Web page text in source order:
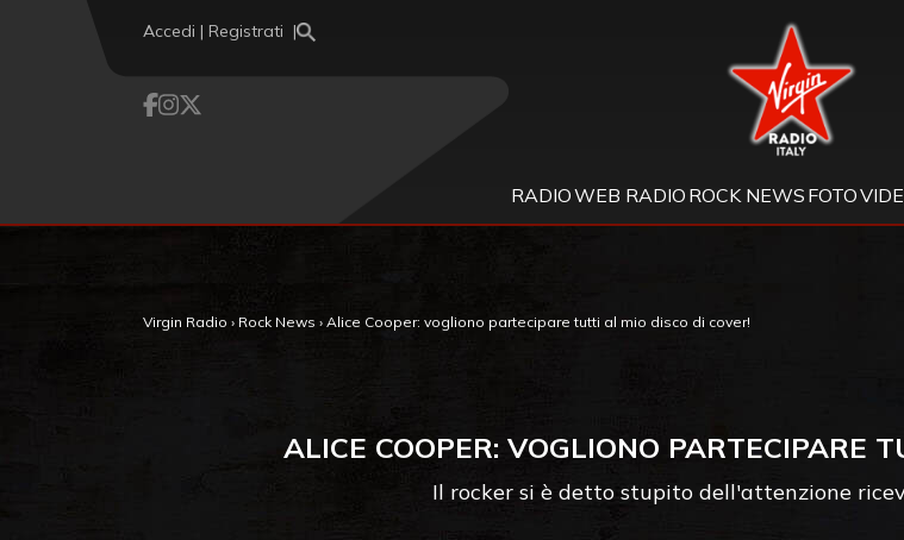
Accedi | Registrati Virgin Radio
RADIOWEB RADIO ROCK NEWS FOTO
Virgin Radio › Rock News › Alice Cooper: vogliono partecipare tutti al mio disco di cover!
ALICE COOPER: VOGLIONO PARTECIPARE
Il rocker si è detto stupito dell'attenzione